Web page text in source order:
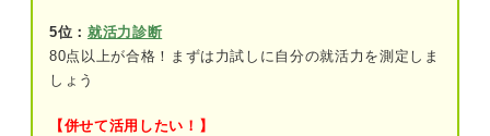
5位： 就活力診断
80点以上が合格！まずは力試しに自分の就活力を測定しま
しょう
【併せて活用したい！】